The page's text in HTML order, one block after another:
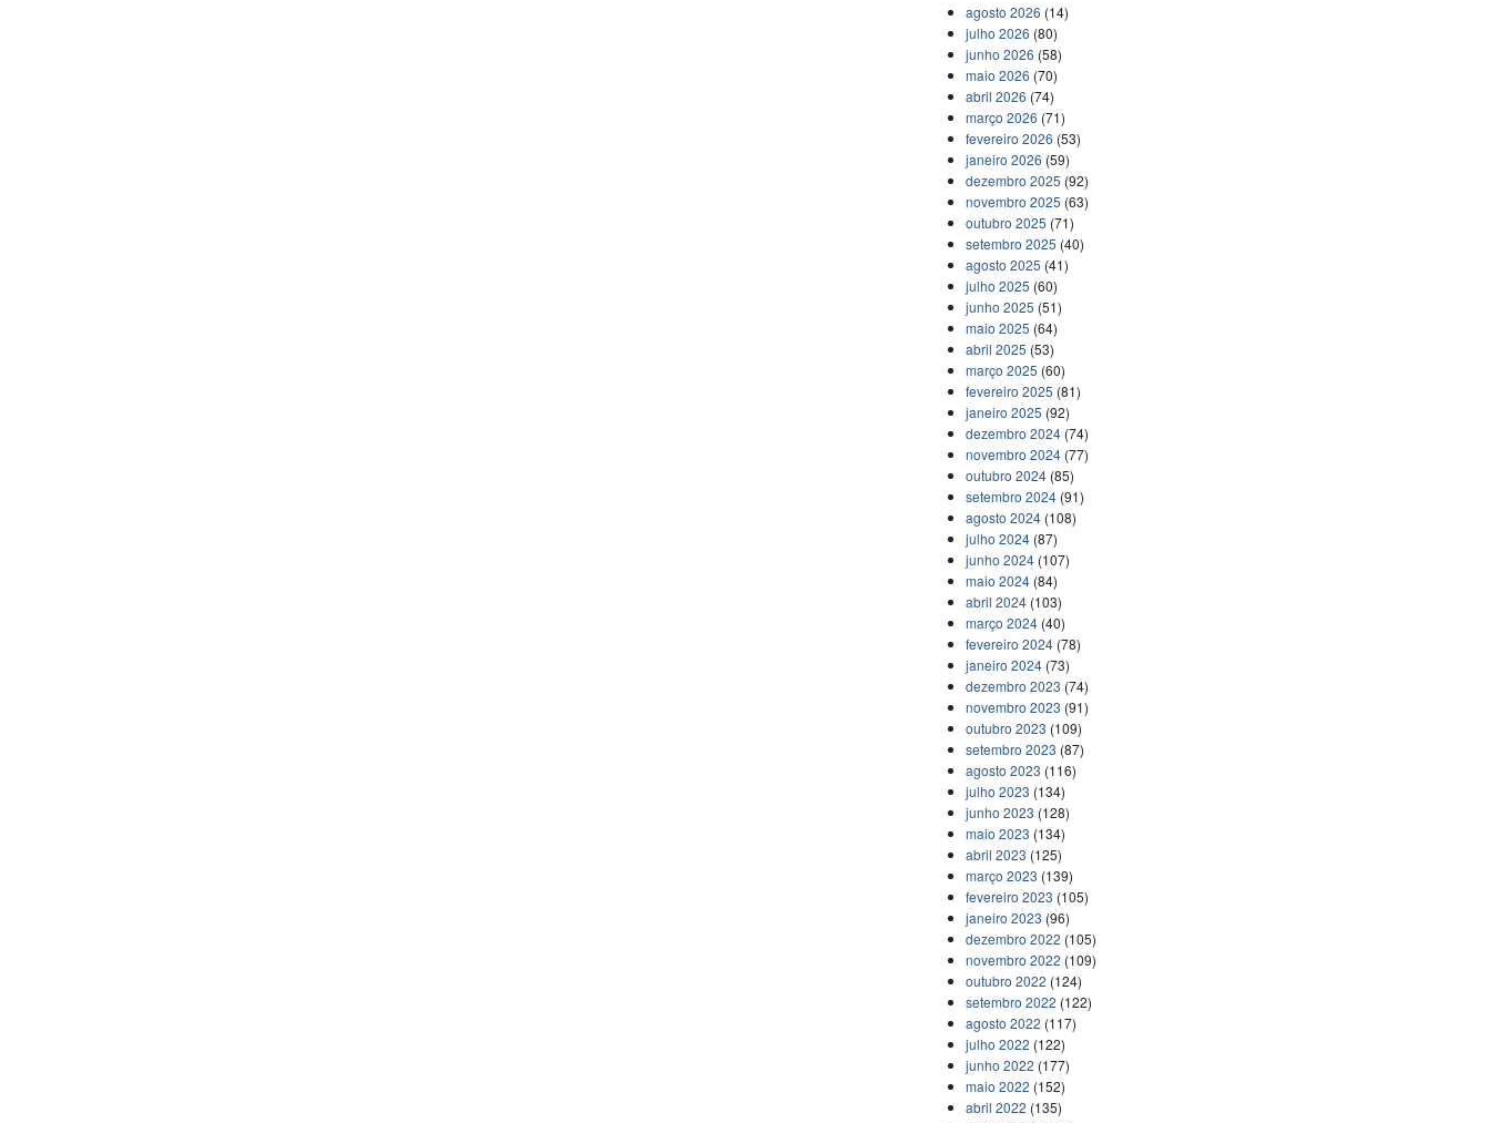
agosto 2026 (14)
julho 2026 (80)
junho 2026 (58)
maio 2026 (70)
abril 2026 (74)
março 2026 (71)
fevereiro 2026 (53)
janeiro 2026 (59)
dezembro 2025 (92)
novembro 2025 (63)
outubro 2025 (71)
setembro 2025 (40)
agosto 2025 (41)
julho 2025 (60)
junho 2025 (51)
maio 2025 (64)
abril 2025 (53)
março 2025 (60)
fevereiro 2025 (81)
janeiro 2025 (92)
dezembro 2024 (74)
novembro 2024 (77)
outubro 2024 (85)
setembro 2024 (91)
agosto 2024 (108)
julho 2024 (87)
junho 2024 (107)
maio 2024 (84)
abril 2024 (103)
março 2024 (40)
fevereiro 2024 (78)
janeiro 2024 (73)
dezembro 2023 (74)
novembro 2023 (91)
outubro 2023 (109)
setembro 2023 (87)
agosto 2023 (116)
julho 2023 (134)
junho 2023 (128)
maio 2023 (134)
abril 2023 (125)
março 2023 (139)
fevereiro 2023 (105)
janeiro 2023 (96)
dezembro 2022 (105)
novembro 2022 (109)
outubro 2022 (124)
setembro 2022 (122)
agosto 2022 (117)
julho 2022 (122)
junho 2022 (177)
maio 2022 (152)
abril 2022 (135)